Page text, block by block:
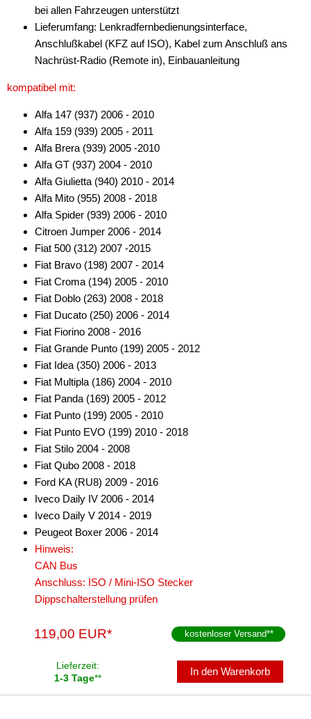
bei allen Fahrzeugen unterstützt
Lieferumfang: Lenkradfernbedienungsinterface,
Anschlußkabel (KFZ auf ISO), Kabel zum Anschluß ans
Nachrüst-Radio (Remote in), Einbauanleitung
kompatibel mit:
Alfa 147 (937) 2006 - 2010
Alfa 159 (939) 2005 - 2011
Alfa Brera (939) 2005 -2010
Alfa GT (937) 2004 - 2010
Alfa Giulietta (940) 2010 - 2014
Alfa Mito (955) 2008 - 2018
Alfa Spider (939) 2006 - 2010
Citroen Jumper 2006 - 2014
Fiat 500 (312) 2007 -2015
Fiat Bravo (198) 2007 - 2014
Fiat Croma (194) 2005 - 2010
Fiat Doblo (263) 2008 - 2018
Fiat Ducato (250) 2006 - 2014
Fiat Fiorino 2008 - 2016
Fiat Grande Punto (199) 2005 - 2012
Fiat Idea (350) 2006 - 2013
Fiat Multipla (186) 2004 - 2010
Fiat Panda (169) 2005 - 2012
Fiat Punto (199) 2005 - 2010
Fiat Punto EVO (199) 2010 - 2018
Fiat Stilo 2004 - 2008
Fiat Qubo 2008 - 2018
Ford KA (RU8) 2009 - 2016
Iveco Daily IV 2006 - 2014
Iveco Daily V 2014 - 2019
Peugeot Boxer 2006 - 2014
Hinweis:
CAN Bus
Anschluss: ISO / Mini-ISO Stecker
Dippschalterstellung prüfen
119,00 EUR* kostenloser Versand**
Lieferzeit:
1-3 Tage**
In den Warenkorb